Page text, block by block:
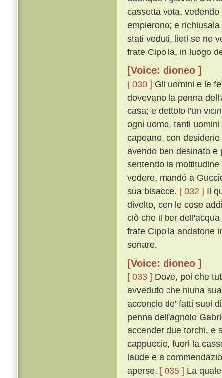
cassetta vota,
empierono; e
stati veduti, lieti se ne
frate Cipolla, in luogo
[Voice: dioneo ]
[ 030 ] Gli uomini e le
dovevano la penna
casa; e dettolo l'un
ogni uomo, tanti
capeano, con
avendo ben desinato e
sentendo la
vedere, mandò a
sua bisacce. [ 032 ] Il
divelto, con le cose
ciò che il ber
frate Cipolla andatone
sonare.
[Voice: dioneo ]
[ 033 ] Dove, poi che
avveduto che niuna
acconcio de' fatti suoi
penna dell'agnolo
accender due torchi, e
cappuccio, fuori la
laude e a
aperse. [ 035 ] La